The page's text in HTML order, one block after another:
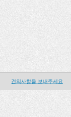
건의사항을 보내주세요